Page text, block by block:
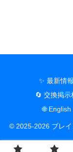
✨ 最新情報
🔄 交換掲示
🌐 English
© 2025-2026 ブレイ